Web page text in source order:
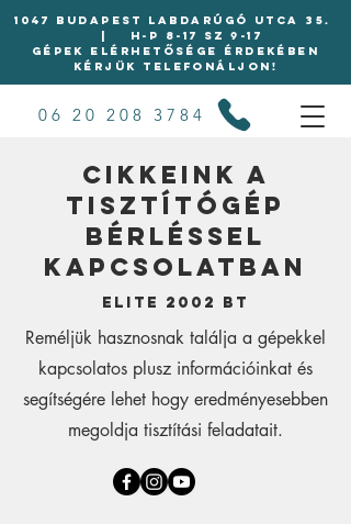
1047 BUDAPEST LABDARÚGÓ UTCA 35.
| H-P 8-17 Sz 9-17
Gépek elérhetősége érdekében
kérjük telefonáljon!
06 20 208 3784
Cikkeink a
tisztítógép
bérléssel
kapcsolatban
Elite 2002 Bt
Reméljük hasznosnak találja a gépekkel
kapcsolatos plusz információinkat és
segítségére lehet hogy eredményesebben
megoldja tisztítási feladatait.